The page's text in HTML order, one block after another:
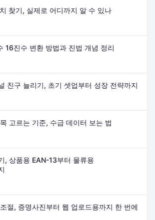
찾기, 실제로 어디까지 알 수 있나
16진수 변환 방법과 진법 개념 정리
친구 늘리기, 초기 셋업부터 성장 전략까지
고르는 기준, 수급 데이터 보는 법
, 상품용 EAN-13부터 물류용
절, 증명사진부터 웹 업로드용까지 한 번에